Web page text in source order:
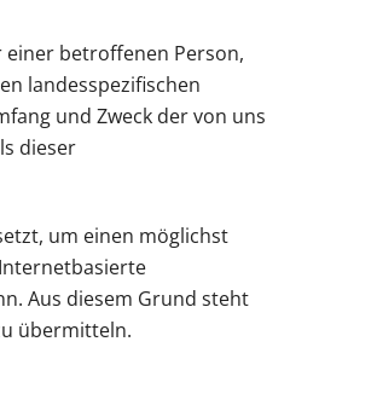
einer betroffenen Person,
landesspezifischen
und Zweck der von uns
dieser
um einen möglichst
Aus diesem Grund steht
übermitteln.